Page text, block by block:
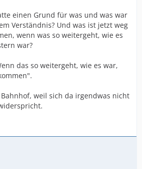
einen Grund für was und was war
Verständnis? Und was ist jetzt weg
wenn was so weitergeht, wie es
war?
das so weitergeht, wie es war,
weil sich da irgendwas nicht